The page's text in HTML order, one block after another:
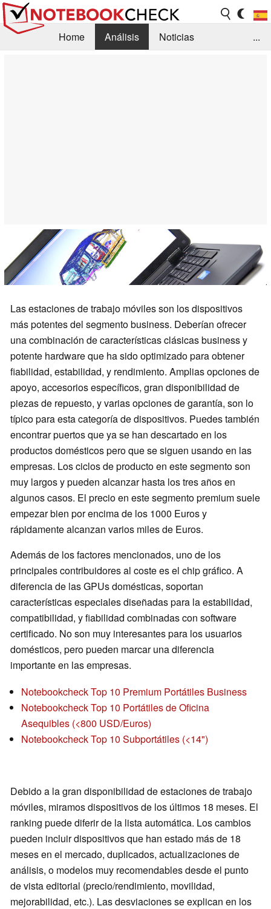
Home Análisis
Noticias
...
Las estaciones de trabajo móviles son los dispositivos
más potentes del segmento business. Deberían ofrecer
una combinación de características clásicas business y
potente hardware que ha sido optimizado para obtener
fiabilidad, estabilidad, y rendimiento. Amplias opciones de
apoyo, accesorios específicos, gran disponibilidad de
piezas de repuesto, y varias opciones de garantía, son lo
típico para esta categoría de dispositivos. Puedes también
encontrar puertos que ya se han descartado en los
productos domésticos pero que se siguen usando en las
empresas. Los ciclos de producto en este segmento son
muy largos y pueden alcanzar hasta los tres años en
algunos casos. El precio en este segmento premium suele
empezar bien por encima de los 1000 Euros y
rápidamente alcanzan varios miles de Euros.
Además de los factores mencionados, uno de los
principales contribuidores al coste es el chip gráfico. A
diferencia de las GPUs domésticas, soportan
características especiales diseñadas para la estabilidad,
compatibilidad, y fiabilidad combinadas con software
certificado. No son muy interesantes para los usuarios
domésticos, pero pueden marcar una diferencia
importante en las empresas.
Notebookcheck Top 10 Premium Portátiles Business
Notebookcheck Top 10 Portátiles de Oficina
Asequibles (<800 USD/Euros)
Notebookcheck Top 10 Subportátiles (<14")
Debido a la gran disponibilidad de estaciones de trabajo
móviles, miramos dispositivos de los últimos 18 meses. El
ranking puede diferir de la lista automática. Los cambios
pueden incluir dispositivos que han estado más de 18
meses en el mercado, duplicados, actualizaciones de
análisis, o modelos muy recomendables desde el punto
de vista editorial (precio/rendimiento, movilidad,
mejorabilidad, etc.). Las desviaciones se explican en los